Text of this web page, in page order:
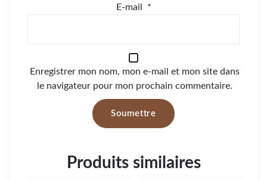
E-mail *
Enregistrer mon nom, mon e-mail et mon site dans
le navigateur pour mon prochain commentaire.
Produits similaires